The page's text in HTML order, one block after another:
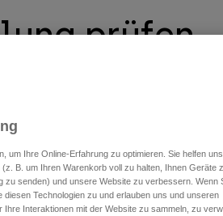
prüfen
die Bestellnummer und die E-Mail-
zu überprüfen oder eine
zu starten.
um Ihre Online-Erfahrung zu optimieren. Sie helfen
B. um Ihren Warenkorb voll zu halten, Ihnen Geräte
zu senden) und unsere Website zu verbessern. Wenn
diesen Technologien zu und erlauben uns und unseren
Interaktionen mit der Website zu sammeln, zu